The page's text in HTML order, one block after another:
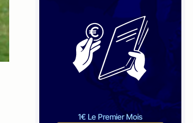
1€ Le Premier Mois